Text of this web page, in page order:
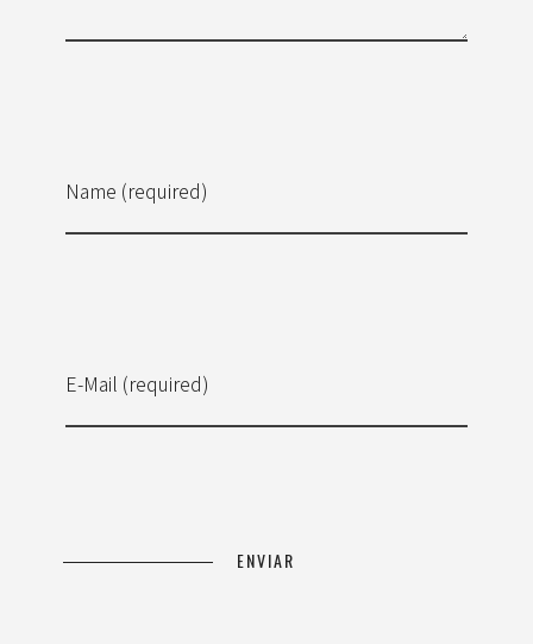
Name (required)
E-Mail (required)